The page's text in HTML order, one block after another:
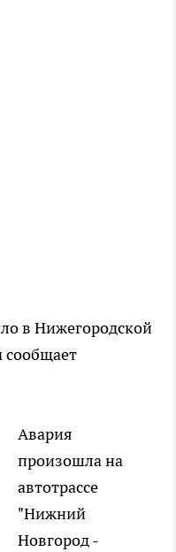
в Нижегородской
сообщает
Авария
произошла на
автотрассе
"Нижний
Новгород -